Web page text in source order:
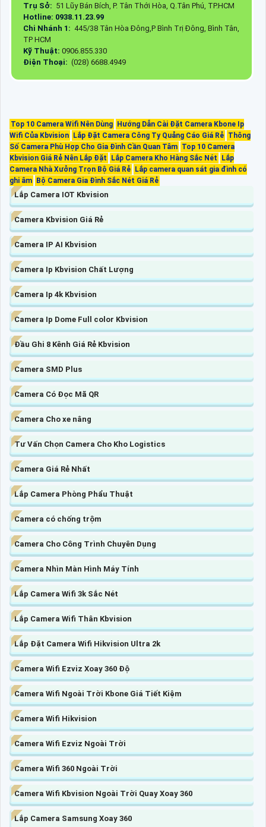
Trụ Sở: 51 Lũy Bán Bích, P. Tân Thới Hòa, Q.Tân Phú, TP.HCM
Hotline: 0938.11.23.99
Chi Nhánh 1: 445/38 Tân Hòa Đông,P Bình Trị Đông, Bình Tân,
TP HCM
Kỹ Thuật: 0906.855.330
Điện Thoại: (028) 6688.4949
Top 10 Camera Wifi Nên Dùng
Hướng Dẫn Cài Đặt Camera Kbone Ip
Wifi Của Kbvision
Lắp Đặt Camera Công Ty Quảng Cáo Giá Rẻ Thông
Số Camera Phù Hợp Cho Gia Đình Cần Quan Tâm Top 10 Camera
Kbvision Giá Rẻ Nên Lắp Đặt
Lắp Camera Kho Hàng Sắc Nét
Lắp
Camera Nhà Xưởng Trọn Bộ Giá Rẻ
Lắp camera quan sát gia đình có
ghi âm
Bộ Camera Gia Đình Sắc Nét Giá Rẻ
Lắp Camera IOT Kbvision
Camera Kbvision Giá Rẻ
Camera IP AI Kbvision
Camera Ip Kbvision Chất Lượng
Camera Ip 4k Kbvision
Camera Ip Dome Full color Kbvision
Đầu Ghi 8 Kênh Giá Rẻ Kbvision
Camera SMD Plus
Camera Có Đọc Mã QR
Camera Cho xe nâng
Tư Vấn Chọn Camera Cho Kho Logistics
Camera Giá Rẻ Nhất
Lắp Camera Phòng Phẩu Thuật
Camera có chống trộm
Camera Cho Công Trình Chuyên Dụng
Camera Nhìn Màn Hình Máy Tính
Lắp Camera Wifi 3k Sắc Nét
Lắp Camera Wifi Thân Kbvision
Lắp Đặt Camera Wifi Hikvision Ultra 2k
Camera Wifi Ezviz Xoay 360 Độ
Camera Wifi Ngoài Trời Kbone Giá Tiết Kiệm
Camera Wifi Hikvision
Camera Wifi Ezviz Ngoài Trời
Camera Wifi 360 Ngoài Trời
Camera Wifi Kbvision Ngoài Trời Quay Xoay 360
Lắp Camera Samsung Xoay 360